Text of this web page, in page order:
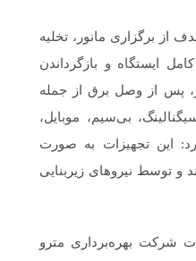
از برگزاری مانور، تخلیه
ایستگاه و بازگرداندن
پس از وصل برق از جمله
بی‌سیم، موبایل،
این تجهیزات به صورت
و توسط نیروهای زیربنایی
شرکت بهره‌برداری مترو